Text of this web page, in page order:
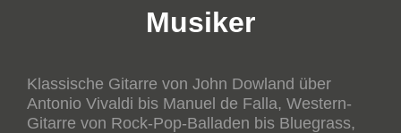
Musiker
Klassische Gitarre von John Dowland über
Antonio Vivaldi bis Manuel de Falla, Western-
Gitarre von Rock-Pop-Balladen bis Bluegrass,